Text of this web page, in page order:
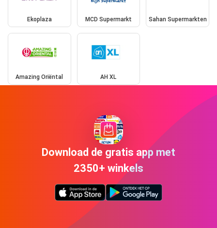
Ekoplaza MCD Supermarkt Sahan Supermarkten
Amazing Oriëntal AH XL
Download de gratis app met
2350+ winkels